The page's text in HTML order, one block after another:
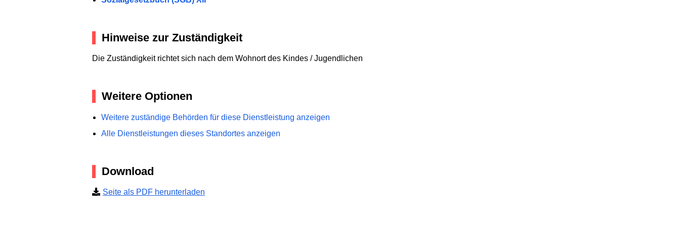
Hinweise zur Zuständigkeit
Die Zuständigkeit richtet sich nach dem Wohnort des Kindes / Jugendlichen
Weitere Optionen
Weitere zuständige Behörden für diese Dienstleistung anzeigen
Alle Dienstleistungen dieses Standortes anzeigen
Download
Seite als PDF herunterladen